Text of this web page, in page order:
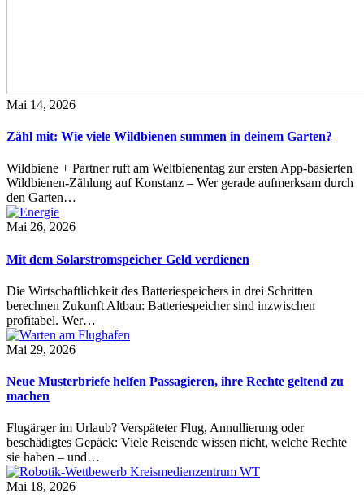
Mai 14, 2026
Zähl mit: Wie viele Wildbienen summen in deinem Garten?
Wildbiene + Partner ruft am Weltbienentag zur ersten App-basierten
Wildbienen-Zählung auf Konstanz – Wer gerade aufmerksam durch
den Garten…
Mai 26, 2026
Mit dem Solarstromspeicher Geld verdienen
Die Wirtschaftlichkeit des Batteriespeichers in drei Schritten
berechnen Zukunft Altbau: Batteriespeicher sind inzwischen
profitabel. Wer…
Mai 29, 2026
Neue Musterbriefe helfen Passagieren, ihre Rechte geltend zu
machen
Flugärger im Urlaub? Verspäteter Flug, Annullierung oder
beschädigtes Gepäck: Viele Reisende wissen nicht, welche Rechte
sie haben – und…
Mai 18, 2026